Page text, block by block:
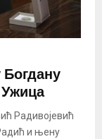
Радивојевић
и њену